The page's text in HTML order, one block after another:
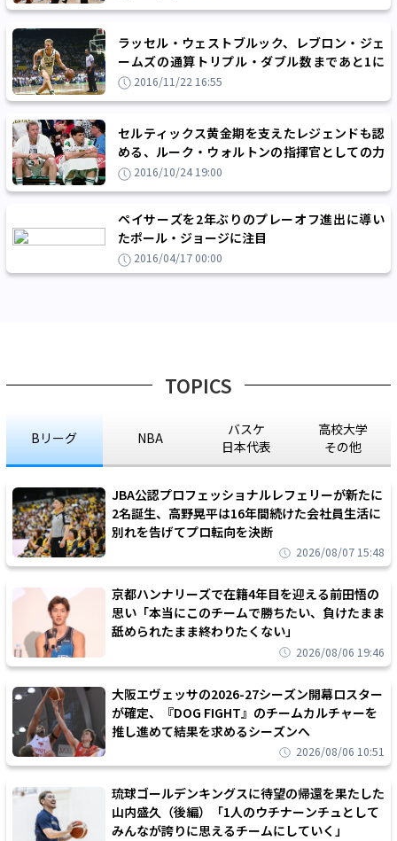
ラッセル・ウェストブルック、レブロン・ジェ
ームズの通算トリプル・ダブル数まであと1に
迫る2016/11/22 16:55
セルティックス黄金期を支えたレジェンドも認
める、ルーク・ウォルトンの指揮官としての力
量 2016/10/24 19:00
ペイサーズを2年ぶりのプレーオフ進出に導い
たポール・ジョージに注目
2016/04/17 00:00
TOPICS
Bリーグ NBA
バスケ
日本代表
高校大学
その他
JBA公認プロフェッショナルレフェリーが新たに
2名誕生、高野晃平は16年間続けた会社員生活に
別れを告げてプロ転向を決断
2026/08/07 15:48
京都ハンナリーズで在籍4年目を迎える前田悟の
思い「本当にこのチームで勝ちたい、負けたまま
舐められたまま終わりたくない」
2026/08/06 19:46
大阪エヴェッサの2026-27シーズン開幕ロスター
が確定、『DOG FIGHT』のチームカルチャーを
推し進めて結果を求めるシーズンへ
2026/08/06 10:51
琉球ゴールデンキングスに待望の帰還を果たした
山内盛久（後編）「1人のウチナーンチュとして
みんなが誇りに思えるチームにしていく」